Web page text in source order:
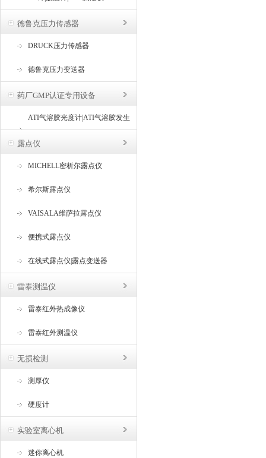
德鲁克压力传感器
DRUCK压力传感器
德鲁克压力变送器
药厂GMP认证专用设备
ATI气溶胶光度计|ATI气溶胶发生
器
露点仪
MICHELL密析尔露点仪
希尔斯露点仪
VAISALA维萨拉露点仪
便携式露点仪
在线式露点仪|露点变送器
雷泰测温仪
雷泰红外热成像仪
雷泰红外测温仪
无损检测
测厚仪
硬度计
实验室离心机
迷你离心机